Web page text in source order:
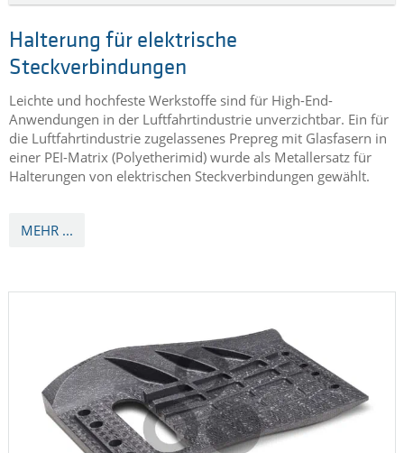
MEHR ...
HALTERUNG FÜR ELEKTRISCHE
STECKVERBINDUNGEN
aus einem Prepreg mit Glasfasern in einer
Anwendungen in der Luftfahrtindustrie unverzichtbar. Ein für
die Luftfahrtindustrie zugelassenes Prepreg mit Glasfasern in
einer PEI-Matrix (Polyetherimid) wurde als Metallersatz für
Halterungen von elektrischen Steckverbindungen gewählt.
MEHR ...